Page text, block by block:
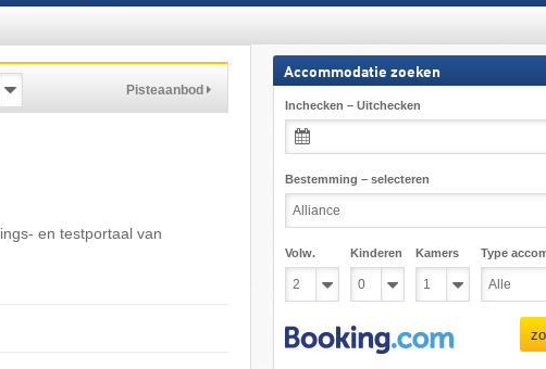
Pisteaanbod
en testportaal van
Accommodatie zoeken
Inchecken – Uitchecken
Bestemming – selecteren
Volw. Kinderen Kamers Type